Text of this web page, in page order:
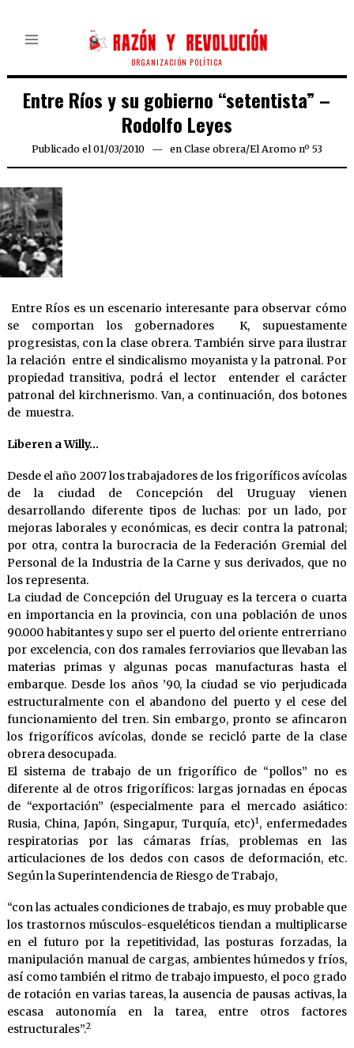
ORGANIZACIÓN POLÍTICA
Entre Ríos y su gobierno “setentista” –
Rodolfo Leyes
Publicado el 01/03/201025/03/2020
en Clase obrera/El Aromo nº 53
Entre Ríos es un escenario interesante para observar cómo
se comportan los gobernadores K, supuestamente
progresistas, con la clase obrera. También sirve para ilustrar
la relación entre el sindicalismo moyanista y la patronal. Por
propiedad transitiva, podrá el lector entender el carácter
patronal del kirchnerismo. Van, a continuación, dos botones
de muestra.
Liberen a Willy…
Desde el año 2007 los trabajadores de los frigoríficos avícolas
de la ciudad de Concepción del Uruguay vienen
desarrollando diferente tipos de luchas: por un lado, por
mejoras laborales y económicas, es decir contra la patronal;
por otra, contra la burocracia de la Federación Gremial del
Personal de la Industria de la Carne y sus derivados, que no
los representa.
La ciudad de Concepción del Uruguay es la tercera o cuarta
en importancia en la provincia, con una población de unos
90.000 habitantes y supo ser el puerto del oriente entrerriano
por excelencia, con dos ramales ferroviarios que llevaban las
materias primas y algunas pocas manufacturas hasta el
embarque. Desde los años ’90, la ciudad se vio perjudicada
estructuralmente con el abandono del puerto y el cese del
funcionamiento del tren. Sin embargo, pronto se afincaron
los frigoríficos avícolas, donde se recicló parte de la clase
obrera desocupada.
El sistema de trabajo de un frigorífico de “pollos” no es
diferente al de otros frigoríficos: largas jornadas en épocas
de “exportación” (especialmente para el mercado asiático:
Rusia, China, Japón, Singapur, Turquía, etc)1, enfermedades
respiratorias por las cámaras frías, problemas en las
articulaciones de los dedos con casos de deformación, etc.
Según la Superintendencia de Riesgo de Trabajo,
“con las actuales condiciones de trabajo, es muy probable que
los trastornos músculos-esqueléticos tiendan a multiplicarse
en el futuro por la repetitividad, las posturas forzadas, la
manipulación manual de cargas, ambientes húmedos y fríos,
así como también el ritmo de trabajo impuesto, el poco grado
de rotación en varias tareas, la ausencia de pausas activas, la
escasa autonomía en la tarea, entre otros factores
estructurales”.2